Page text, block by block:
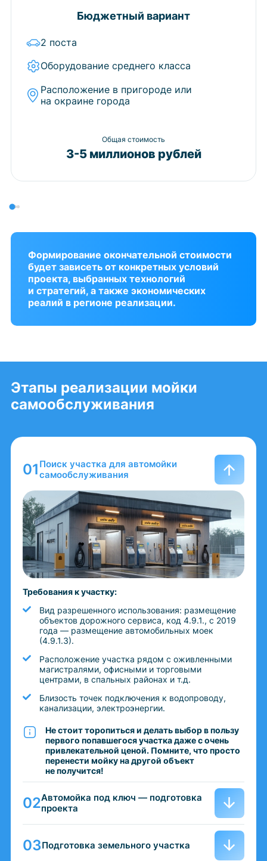
Бюджетный вариант
2 поста
Оборудование среднего класса
Расположение в пригороде или
на окраине города
Общая стоимость
3-5 миллионов рублей
Формирование окончательной стоимости
будет зависеть от конкретных условий
проекта, выбранных технологий
и стратегий, а также экономических
реалий в регионе реализации.
Этапы реализации мойки
самообслуживания
Поиск участка для автомойки
самообслуживания
Требования к участку:
Вид разрешенного использования: размещение
объектов дорожного сервиса, код 4.9.1., с 2019
года — размещение автомобильных моек
(4.9.1.3).
Расположение участка рядом с оживленными
магистралями, офисными и торговыми
центрами, в спальных районах и т.д.
Близость точек подключения к водопроводу,
канализации, электроэнергии.
Не стоит торопиться и делать выбор в пользу
первого попавшегося участка даже с очень
привлекательной ценой. Помните, что просто
перенести мойку на другой объект
не получится!
Автомойка под ключ — подготовка
проекта
Подготовка земельного участка